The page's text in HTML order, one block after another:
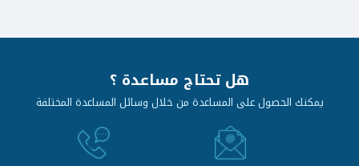
هل تحتاج مساعدة ؟
يمكنك الحصول على المساعدة من خلال وسائل المساعدة المختلفة